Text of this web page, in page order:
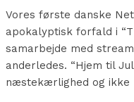
Vores første danske
apokalyptisk forfald i
samarbejde med
anderledes. “Hjem til
næstekærlighed og ikke